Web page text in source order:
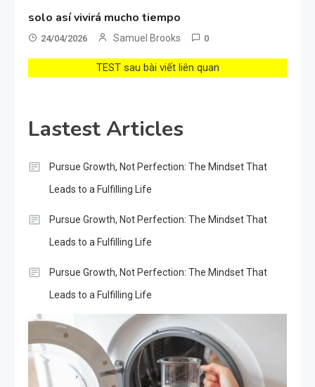
solo así vivirá mucho tiempo
24/04/2026 Samuel Brooks 0
TEST sau bài viết liên quan
Lastest Articles
Pursue Growth, Not Perfection: The Mindset That
Leads to a Fulfilling Life
Pursue Growth, Not Perfection: The Mindset That
Leads to a Fulfilling Life
Pursue Growth, Not Perfection: The Mindset That
Leads to a Fulfilling Life